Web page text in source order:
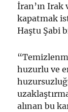
İran’ın Irak
kapatmak
Haştu Şabi
huzurlu ve
alınan bu